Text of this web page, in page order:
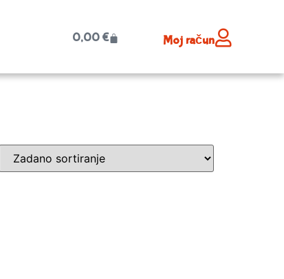
0,00 € Moj račun